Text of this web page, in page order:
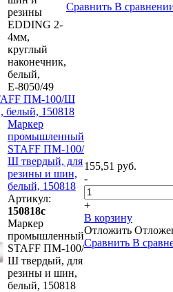
резины
EDDING 2-
4мм,
круглый
наконечник,
белый,
Е-8050/49
Сравнить В
ПМ-100/Ш
белый, 150818
Маркер
промышленный
STAFF ПМ-100/
Ш твердый, для
резины и шин,
белый, 150818
Артикул:
150818с
Маркер
промышленный
STAFF ПМ-100/
Ш твердый, для
резины и шин,
белый, 150818
155,51 руб.
-
+
В корзину
Отложить
Сравнить В